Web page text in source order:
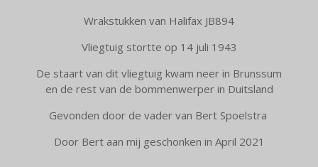
Wrakstukken van Halifax JB894
Vliegtuig stortte op 14 juli 1943
De staart van dit vliegtuig kwam neer in Brunssum
en de rest van de bommenwerper in Duitsland
Gevonden door de vader van Bert Spoelstra
Door Bert aan mij geschonken in April 2021